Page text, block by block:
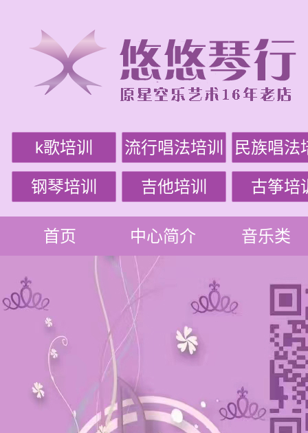
k歌培训 流行唱法培训 民族唱法
钢琴培训 吉他培训 古筝培
首页 中心简介 音乐类